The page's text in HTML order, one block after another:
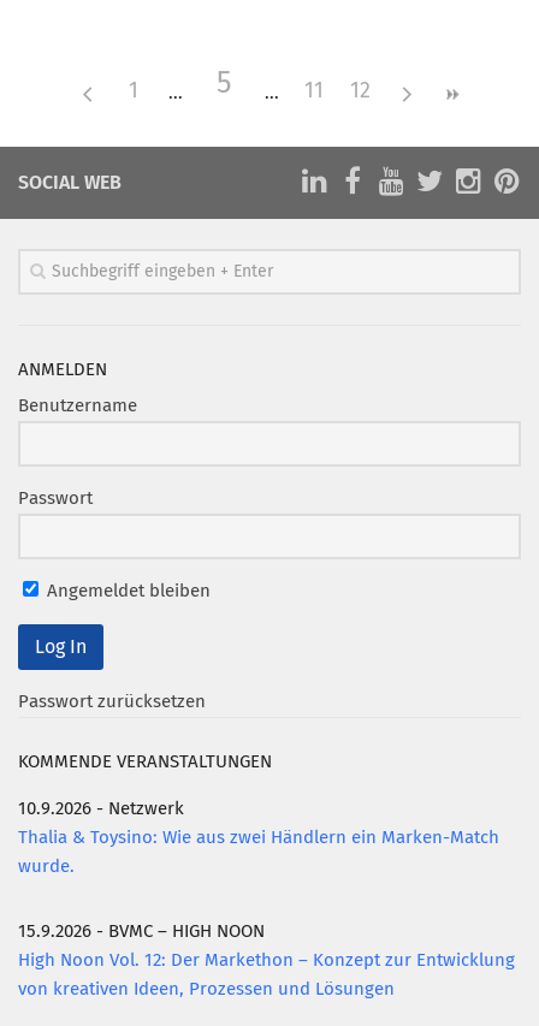
1 5 11 12
SOCIAL WEB
ANMELDEN
Benutzername
Passwort
Angemeldet bleiben
Passwort zurücksetzen
KOMMENDE VERANSTALTUNGEN
10.9.2026 - Netzwerk
Thalia & Toysino: Wie aus zwei Händlern ein Marken-Match
wurde.
15.9.2026 - BVMC – HIGH NOON
High Noon Vol. 12: Der Markethon – Konzept zur Entwicklung
von kreativen Ideen, Prozessen und Lösungen